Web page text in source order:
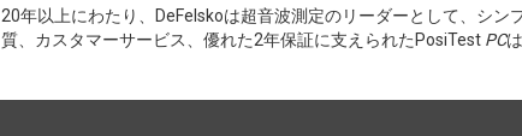
20年以上にわたり、DeFelskoは超音波測定のリーダーとして、シ
質、カスタマーサービス、優れた2年保証に支えられたPosiTest PCは